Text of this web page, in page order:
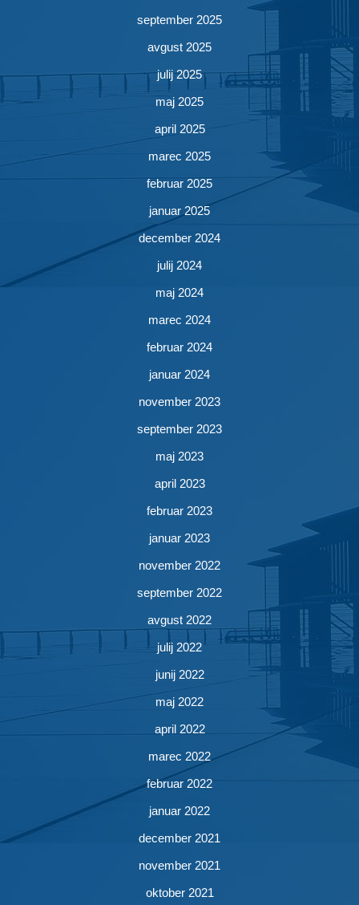
september 2025
avgust 2025
julij 2025
maj 2025
april 2025
marec 2025
februar 2025
januar 2025
december 2024
julij 2024
maj 2024
marec 2024
februar 2024
januar 2024
november 2023
september 2023
maj 2023
april 2023
februar 2023
januar 2023
november 2022
september 2022
avgust 2022
julij 2022
junij 2022
maj 2022
april 2022
marec 2022
februar 2022
januar 2022
december 2021
november 2021
oktober 2021